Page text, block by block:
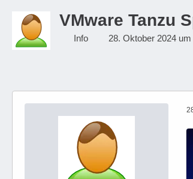
VMware Tanzu
Info 28. Oktober 2024 um